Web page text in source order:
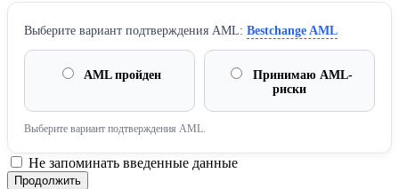
Выберите вариант подтверждения AML: Bestchange AML
AML пройден
Принимаю AML-
риски
Выберите вариант подтверждения AML.
Не запоминать введенные данные